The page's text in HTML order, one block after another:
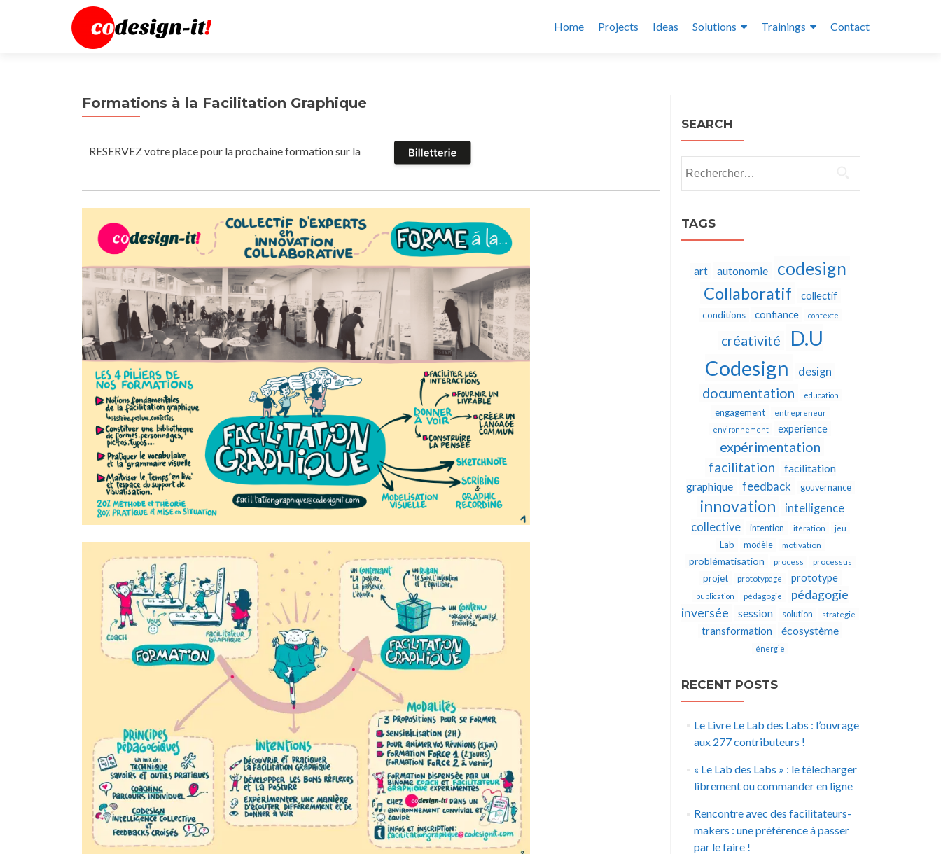
Home Projects Ideas Solutions Trainings Contact
Formations à la Facilitation Graphique
RESERVEZ votre place pour la prochaine formation sur la
SEARCH
TAGS
art autonomie codesign
Collaboratif collectif
conditions confiance contexte
créativité
D.U
Codesign
design
documentation education
engagement
entrepreneur
environnement
experience
expérimentation
facilitation
facilitation
graphique
feedback gouvernance
innovation
intelligence
collective
intention itération jeu
Lab modèle motivation
problématisation process processus
projet prototypage prototype
publication pédagogie
pédagogie
inversée
session solution stratégie
transformation écosystème
énergie
RECENT POSTS
Le Livre Le Lab des Labs : l’ouvrage
aux 277 contributeurs !
« Le Lab des Labs » : le télecharger
librement ou commander en ligne
Rencontre avec des facilitateurs-
makers : une préférence à passer
par le faire !